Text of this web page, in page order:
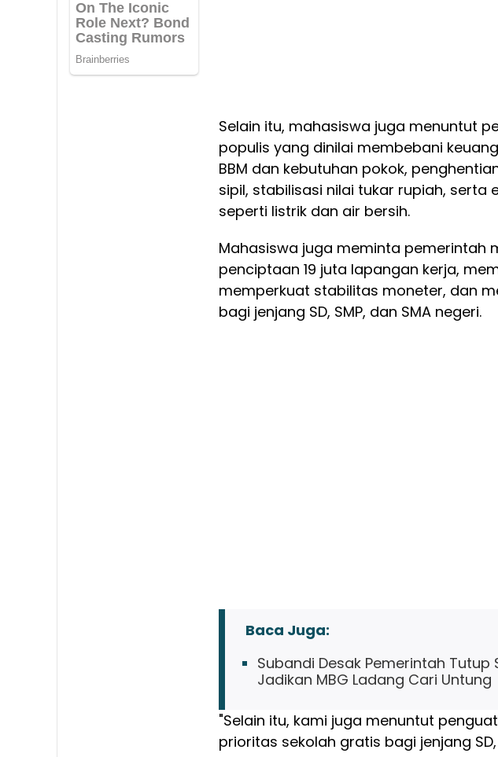
Selain itu, mahasiswa juga menuntut
populis yang dinilai membebani
BBM dan kebutuhan pokok,
sipil, stabilisasi nilai tukar rupiah, serta
seperti listrik dan air bersih.
Mahasiswa juga meminta pemerintah
penciptaan 19 juta lapangan kerja,
memperkuat stabilitas moneter, dan
bagi jenjang SD, SMP, dan SMA negeri.
Baca Juga:
Subandi Desak Pemerintah Tutup
Jadikan MBG Ladang Cari Untung
"Selain itu, kami juga menuntut
prioritas sekolah gratis bagi jenjang SD,